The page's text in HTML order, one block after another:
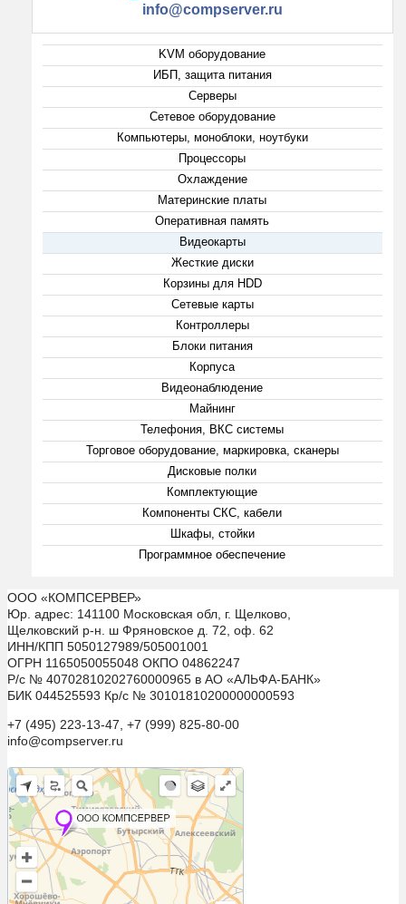
info@compserver.ru
KVM оборудование
ИБП, защита питания
Серверы
Сетевое оборудование
Компьютеры, моноблоки, ноутбуки
Процессоры
Охлаждение
Материнские платы
Оперативная память
Видеокарты
Жесткие диски
Корзины для HDD
Сетевые карты
Контроллеры
Блоки питания
Корпуса
Видеонаблюдение
Майнинг
Телефония, ВКС системы
Торговое оборудование, маркировка, сканеры
Дисковые полки
Комплектующие
Компоненты СКС, кабели
Шкафы, стойки
Программное обеспечение
ООО «КОМПСЕРВЕР»
Юр. адрес: 141100 Московская обл, г. Щелково,
Щелковский р-н. ш Фряновское д. 72, оф. 62
ИНН/КПП 5050127989/505001001
ОГРН 1165050055048 ОКПО 04862247
Р/с № 40702810202760000965 в АО «АЛЬФА-БАНК»
БИК 044525593 Кр/с № 30101810200000000593
+7 (495) 223-13-47, +7 (999) 825-80-00
info@compserver.ru